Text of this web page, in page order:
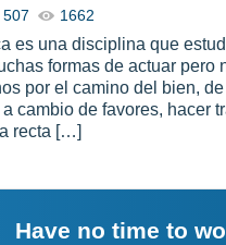
1662
es una disciplina que
formas de actuar
por el camino del bien,
cambio de favores, hacer
recta […]
Have no time to